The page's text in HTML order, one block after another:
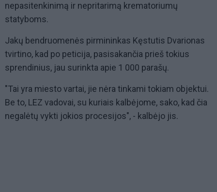
nepasitenkinimą ir nepritarimą krematoriumų
statyboms.
Jakų bendruomenės pirmininkas Kęstutis Dvarionas
tvirtino, kad po peticija, pasisakančia prieš tokius
sprendinius, jau surinkta apie 1 000 parašų.
"Tai yra miesto vartai, jie nėra tinkami tokiam objektui.
Be to, LEZ vadovai, su kuriais kalbėjome, sako, kad čia
negalėtų vykti jokios procesijos", - kalbėjo jis.